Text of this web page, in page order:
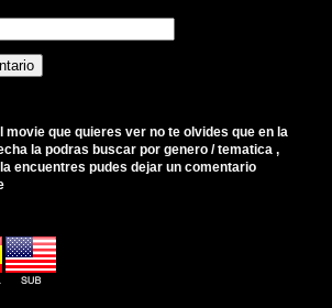
movie que quieres ver no te olvides que en la
la podras buscar por genero / tematica ,
encuentres pudes dejar un comentario